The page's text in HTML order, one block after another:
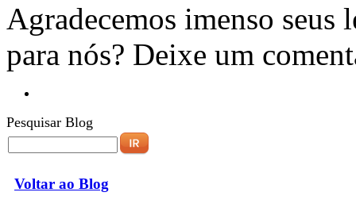
Agradecemos imenso seus
para nós? Deixe um
Pesquisar Blog
Voltar ao Blog